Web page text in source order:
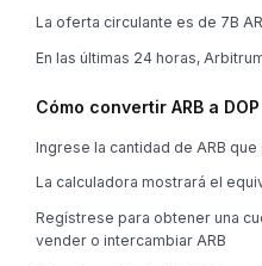
La oferta circulante es de 7B
En las últimas 24 horas,
Cómo convertir ARB a DOP
Ingrese la cantidad de ARB
La calculadora mostrará el
Regístrese para obtener una
vender o intercambiar ARB